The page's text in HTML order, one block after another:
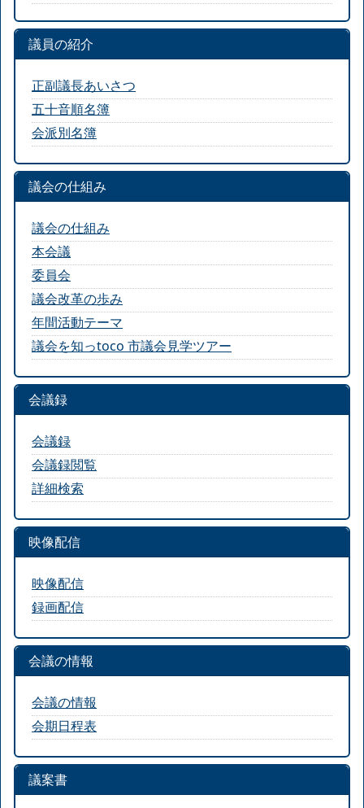
議員の紹介
正副議長あいさつ
五十音順名簿
会派別名簿
議会の仕組み
議会の仕組み
本会議
委員会
議会改革の歩み
年間活動テーマ
議会を知っtoco 市議会見学ツアー
会議録
会議録
会議録閲覧
詳細検索
映像配信
映像配信
録画配信
会議の情報
会議の情報
会期日程表
議案書